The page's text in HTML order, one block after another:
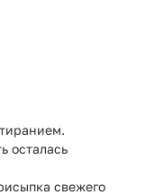
осталась
свежего